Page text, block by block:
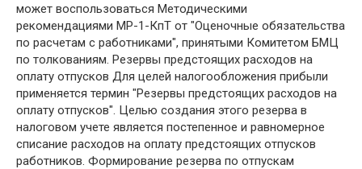
может воспользоваться Методическими
рекомендациями МР-1-КпТ от "Оценочные обязательства
по расчетам с работниками", принятыми Комитетом БМЦ
по толкованиям. Резервы предстоящих расходов на
оплату отпусков Для целей налогообложения прибыли
применяется термин "Резервы предстоящих расходов на
оплату отпусков". Целью создания этого резерва в
налоговом учете является постепенное и равномерное
списание расходов на оплату предстоящих отпусков
работников. Формирование резерва по отпускам